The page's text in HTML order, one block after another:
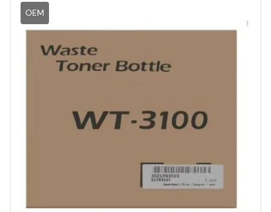
OEM